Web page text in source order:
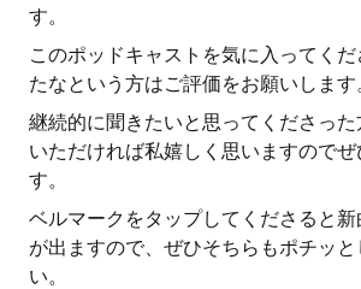
す。
このポッドキャストを気に入ってく
たなという方はご評価をお願いします
継続的に聞きたいと思ってくださっ
いただければ私嬉しく思いますのでぜ
す。
ベルマークをタップしてくださると
が出ますので、ぜひそちらもポチッと
い。